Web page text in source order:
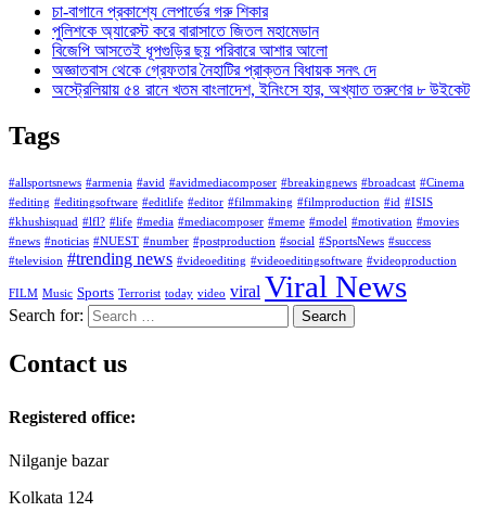
চা-বাগানে প্রকাশ্যে লেপার্ডের গরু শিকার
পুলিশকে অ্যারেস্ট করে বারাসাতে জিতল মহামেডান
বিজেপি আসতেই ধূপগুড়ির ছয় পরিবারে আশার আলো
অজ্ঞাতবাস থেকে গ্রেফতার নৈহাটির প্রাক্তন বিধায়ক সনৎ দে
অস্ট্রেলিয়ায় ৫৪ রানে খতম বাংলাদেশ, ইনিংসে হার, অখ্যাত তরুণের ৮ উইকেট
Tags
#allsportsnews #armenia #avid #avidmediacomposer #breakingnews #broadcast #Cinema
#editing #editingsoftware #editlife #editor #filmmaking #filmproduction #id #ISIS
#khushisquad #lfl? #life #media #mediacomposer #meme #model #motivation #movies
#news #noticias #NUEST #number #postproduction #social #SportsNews #success
#television #trending news #videoediting #videoeditingsoftware #videoproduction
FILM Music Sports Terrorist today video viral Viral News
Search for:
Contact us
Registered office:
Nilganje bazar
Kolkata 124